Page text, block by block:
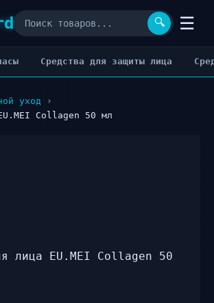
🔍 ☰
Cредства для защиты лица
уход
Collagen 50 мл